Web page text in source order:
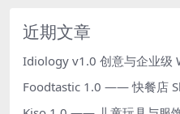
近期文章
Idiology v1.0 创意与企业级
Foodtastic 1.0 —— 快餐店